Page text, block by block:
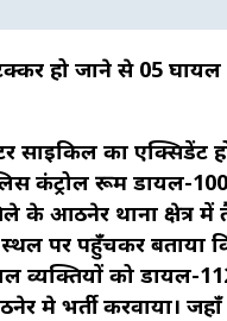
हो जाने से 05 घायल
का एक्सिडेंट
कंट्रोल रूम डायल-
के आठनेर थाना क्षेत्र
पर पहुँचकर बताया
व्यक्तियों को डायल-
मे भर्ती करवाया।